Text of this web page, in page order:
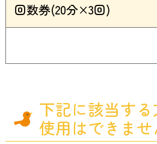
回数券(20分×3回)
下記に該当す
使用はできませ